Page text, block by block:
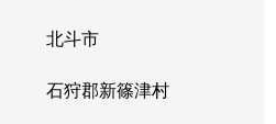
北斗市
石狩郡新篠津村